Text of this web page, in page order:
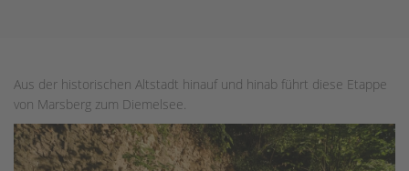
Aus der historischen Altstadt hinauf und hinab führt diese Etappe
von Marsberg zum Diemelsee.